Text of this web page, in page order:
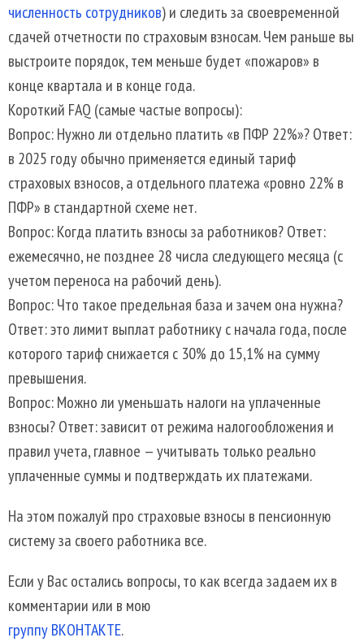
численность сотрудников) и следить за своевременной
сдачей отчетности по страховым взносам. Чем раньше вы
выстроите порядок, тем меньше будет «пожаров» в
конце квартала и в конце года.
Короткий FAQ (самые частые вопросы):
Вопрос: Нужно ли отдельно платить «в ПФР 22%»? Ответ:
в 2025 году обычно применяется единый тариф
страховых взносов, а отдельного платежа «ровно 22% в
ПФР» в стандартной схеме нет.
Вопрос: Когда платить взносы за работников? Ответ:
ежемесячно, не позднее 28 числа следующего месяца (с
учетом переноса на рабочий день).
Вопрос: Что такое предельная база и зачем она нужна?
Ответ: это лимит выплат работнику с начала года, после
которого тариф снижается с 30% до 15,1% на сумму
превышения.
Вопрос: Можно ли уменьшать налоги на уплаченные
взносы? Ответ: зависит от режима налогообложения и
правил учета, главное — учитывать только реально
уплаченные суммы и подтверждать их платежами.
На этом пожалуй про страховые взносы в пенсионную
систему за своего работника все.
Если у Вас остались вопросы, то как всегда задаем их в
комментарии или в мою
группу ВКОНТАКТЕ.